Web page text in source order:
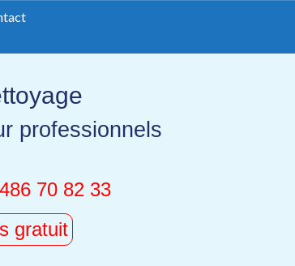
professionnels
70 82 33
gratuit